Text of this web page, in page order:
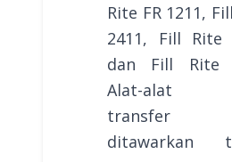
Rite FR 1211,
2411, Fill Rite
dan Fill Rite
Alat-alat
transfer
ditawarkan